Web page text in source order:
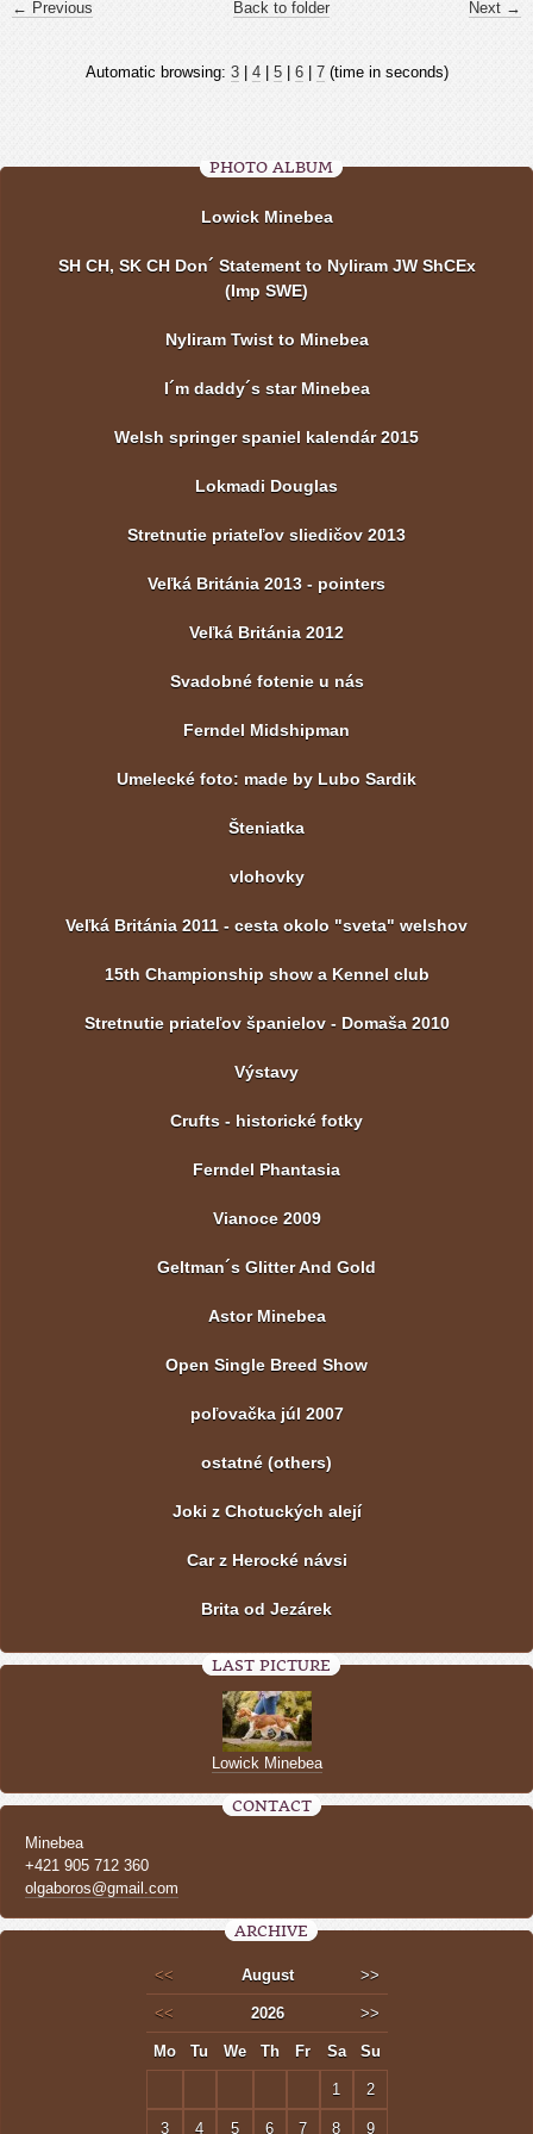
← Previous Next →
Back to folder
Automatic browsing: 3| 4| 5| 6| 7(time in seconds)
PHOTO ALBUM
Lowick Minebea
SH CH, SK CH Don´ Statement to Nyliram JW ShCEx
(Imp SWE)
Nyliram Twist to Minebea
I´m daddy´s star Minebea
Welsh springer spaniel kalendár 2015
Lokmadi Douglas
Stretnutie priateľov sliedičov 2013
Veľká Británia 2013 - pointers
Veľká Británia 2012
Svadobné fotenie u nás
Ferndel Midshipman
Umelecké foto: made by Lubo Sardik
Šteniatka
vlohovky
Veľká Británia 2011 - cesta okolo "sveta" welshov
15th Championship show a Kennel club
Stretnutie priateľov španielov - Domaša 2010
Výstavy
Crufts - historické fotky
Ferndel Phantasia
Vianoce 2009
Geltman´s Glitter And Gold
Astor Minebea
Open Single Breed Show
poľovačka júl 2007
ostatné (others)
Joki z Chotuckých alejí
Car z Herocké návsi
Brita od Jezárek
LAST PICTURE
Lowick Minebea
CONTACT
Minebea
+421 905 712 360
olgaboros@gmail.com
ARCHIVE
<< August >>
<< 2026 >>
Mo Tu We Th Fr Sa Su
1 2
3 4 5 6 7 8 9